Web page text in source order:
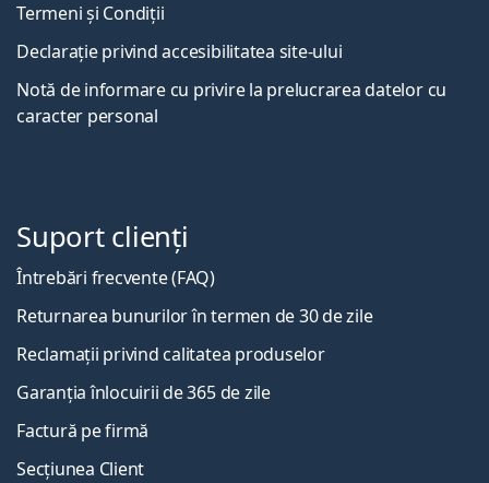
Termeni și Condiții
Declarație privind accesibilitatea site-ului
Notă de informare cu privire la prelucrarea datelor cu
caracter personal
Suport clienți
Întrebări frecvente (FAQ)
Returnarea bunurilor în termen de 30 de zile
Reclamații privind calitatea produselor
Garanția înlocuirii de 365 de zile
Factură pe firmă
Secțiunea Client